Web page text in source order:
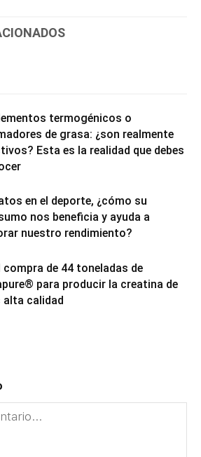
termogénicos o
de grasa: ¿son realmente
Esta es la realidad que debes
en el deporte, ¿cómo su
nos beneficia y ayuda a
nuestro rendimiento?
compra de 44 toneladas de
para producir la creatina de
alta calidad